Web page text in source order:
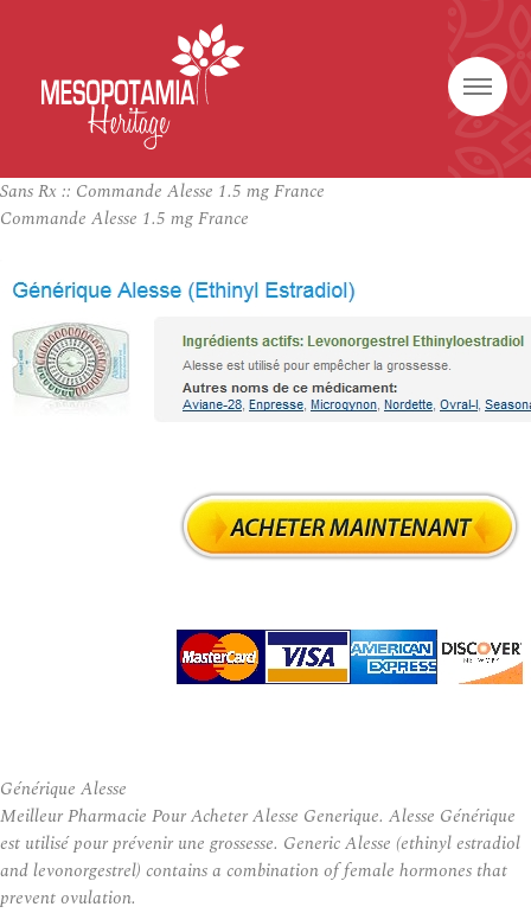
Sans Rx :: Commande Alesse 1.5 mg France
Commande Alesse 1.5 mg France
Générique Alesse
Meilleur Pharmacie Pour Acheter Alesse Generique. Alesse Générique
est utilisé pour prévenir une grossesse. Generic Alesse (ethinyl estradiol
and levonorgestrel) contains a combination of female hormones that
prevent ovulation.